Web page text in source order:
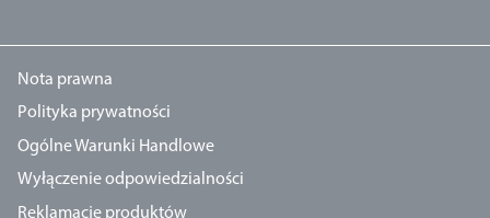
Nota prawna
Polityka prywatności
Ogólne Warunki Handlowe
Wyłączenie odpowiedzialności
Reklamacje produktów